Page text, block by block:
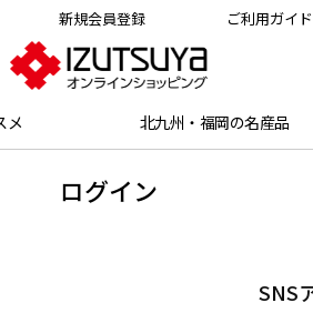
新規会員登録 ご利用ガイド
メ 北九州・福岡の名産品
ログイン
SNS